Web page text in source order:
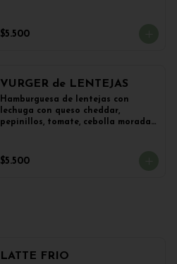
$5.500
VURGER de LENTEJAS
Hamburguesa de lentejas con
lechuga con queso cheddar,
pepinillos, tomate, cebolla morada
$5.500
LATTE FRIO